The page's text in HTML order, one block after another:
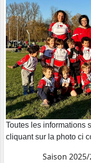
Toutes les informations
cliquant sur la photo ci
Saison